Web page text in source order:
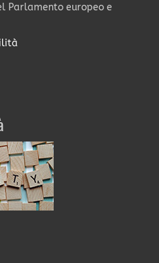
Parlamento europeo e